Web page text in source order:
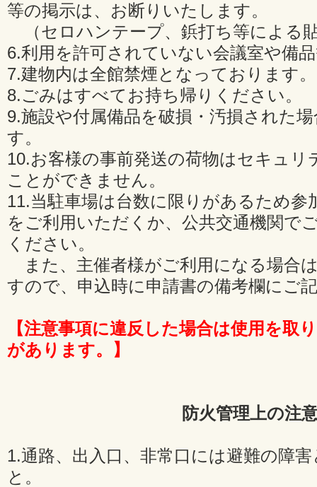
等の掲示は、お断りいたします。
（セロハンテープ、鋲打ち等による
6.利用を許可されていない会議室や備
7.建物内は全館禁煙となっております。
8.ごみはすべてお持ち帰りください。
9.施設や付属備品を破損・汚損された
す。
10.お客様の事前発送の荷物はセキュ
ことができません。
11.当駐車場は台数に限りがあるため参
をご利用いただくか、公共交通機関で
ください。
また、主催者様がご利用になる場合
すので、申込時に申請書の備考欄にご
【注意事項に違反した場合は使用を取
があります。】
防火管理上の注
1.通路、出入口、非常口には避難の障
と。